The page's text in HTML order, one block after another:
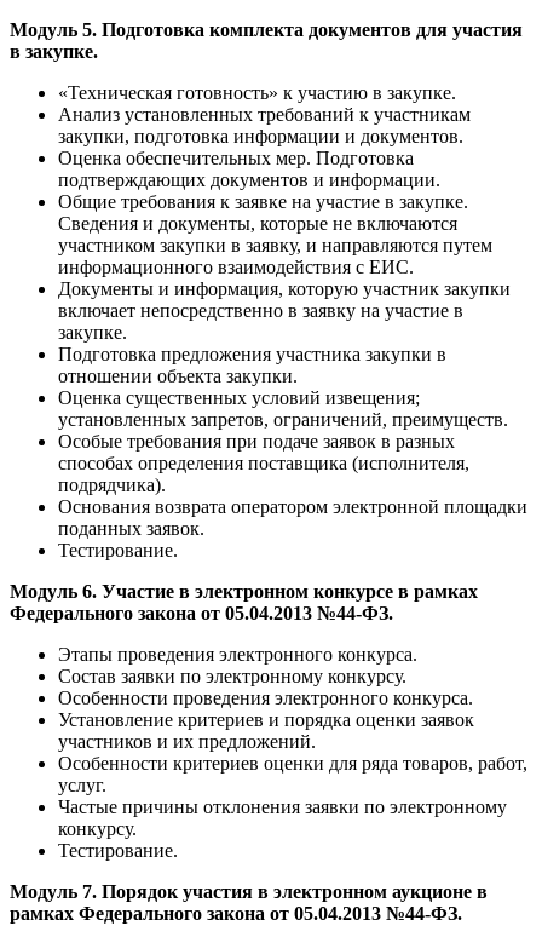
Модуль 5. Подготовка комплекта документов для участия
в закупке.
«Техническая готовность» к участию в закупке.
Анализ установленных требований к участникам
закупки, подготовка информации и документов.
Оценка обеспечительных мер. Подготовка
подтверждающих документов и информации.
Общие требования к заявке на участие в закупке.
Сведения и документы, которые не включаются
участником закупки в заявку, и направляются путем
информационного взаимодействия с ЕИС.
Документы и информация, которую участник закупки
включает непосредственно в заявку на участие в
закупке.
Подготовка предложения участника закупки в
отношении объекта закупки.
Оценка существенных условий извещения;
установленных запретов, ограничений, преимуществ.
Особые требования при подаче заявок в разных
способах определения поставщика (исполнителя,
подрядчика).
Основания возврата оператором электронной площадки
поданных заявок.
Тестирование.
Модуль 6. Участие в электронном конкурсе в рамках
Федерального закона от 05.04.2013 №44-ФЗ.
Этапы проведения электронного конкурса.
Состав заявки по электронному конкурсу.
Особенности проведения электронного конкурса.
Установление критериев и порядка оценки заявок
участников и их предложений.
Особенности критериев оценки для ряда товаров, работ,
услуг.
Частые причины отклонения заявки по электронному
конкурсу.
Тестирование.
Модуль 7. Порядок участия в электронном аукционе в
рамках Федерального закона от 05.04.2013 №44-ФЗ.